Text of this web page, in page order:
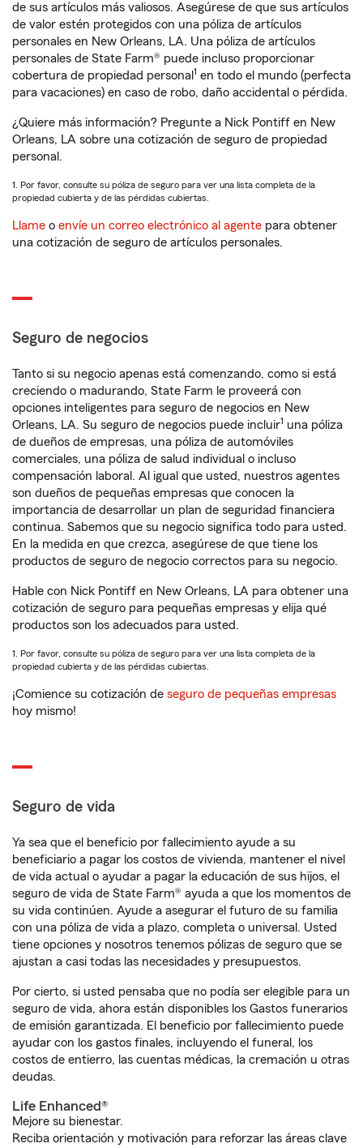
de sus artículos más valiosos. Asegúrese de que sus artículos
de valor estén protegidos con una póliza de artículos
personales en New Orleans, LA. Una póliza de artículos
personales de State Farm® puede incluso proporcionar
cobertura de propiedad personal 1 en todo el mundo (perfecta
para vacaciones) en caso de robo, daño accidental o pérdida.
¿Quiere más información? Pregunte a Nick Pontiff en New
Orleans, LA sobre una cotización de seguro de propiedad
personal.
1. Por favor, consulte su póliza de seguro para ver una lista completa de la
propiedad cubierta y de las pérdidas cubiertas.
Llame o envíe un correo electrónico al agente para obtener
una cotización de seguro de artículos personales.
Seguro de negocios
Tanto si su negocio apenas está comenzando, como si está
creciendo o madurando, State Farm le proveerá con
opciones inteligentes para seguro de negocios en New
Orleans, LA. Su seguro de negocios puede incluir1 una póliza
de dueños de empresas, una póliza de automóviles
comerciales, una póliza de salud individual o incluso
compensación laboral. Al igual que usted, nuestros agentes
son dueños de pequeñas empresas que conocen la
importancia de desarrollar un plan de seguridad financiera
continua. Sabemos que su negocio significa todo para usted.
En la medida en que crezca, asegúrese de que tiene los
productos de seguro de negocio correctos para su negocio.
Hable con Nick Pontiff en New Orleans, LA para obtener una
cotización de seguro para pequeñas empresas y elija qué
productos son los adecuados para usted.
1. Por favor, consulte su póliza de seguro para ver una lista completa de la
propiedad cubierta y de las pérdidas cubiertas.
¡Comience su cotización de seguro de pequeñas empresas
hoy mismo!
Seguro de vida
Ya sea que el beneficio por fallecimiento ayude a su
beneficiario a pagar los costos de vivienda, mantener el nivel
de vida actual o ayudar a pagar la educación de sus hijos, el
seguro de vida de State Farm® ayuda a que los momentos de
su vida continúen. Ayude a asegurar el futuro de su familia
con una póliza de vida a plazo, completa o universal. Usted
tiene opciones y nosotros tenemos pólizas de seguro que se
ajustan a casi todas las necesidades y presupuestos.
Por cierto, si usted pensaba que no podía ser elegible para un
seguro de vida, ahora están disponibles los Gastos funerarios
de emisión garantizada. El beneficio por fallecimiento puede
ayudar con los gastos finales, incluyendo el funeral, los
costos de entierro, las cuentas médicas, la cremación u otras
deudas.
Life Enhanced®
Mejore su bienestar.
Reciba orientación y motivación para reforzar las áreas clave